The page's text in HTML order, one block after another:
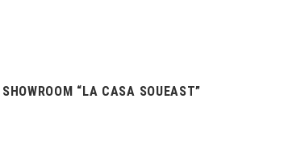
“LA CASA SOUEAST”